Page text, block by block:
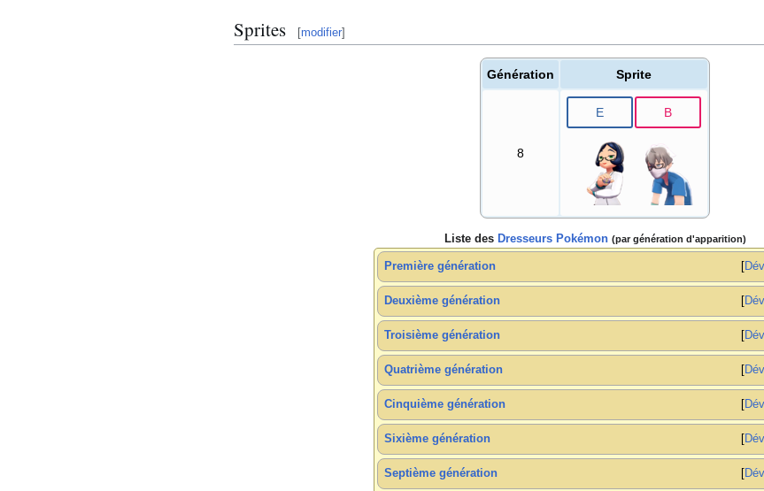
Sprites [modifier]
Génération Sprite
8
E B
Liste des Dresseurs Pokémon (par génération d'apparition)
Première génération
Deuxième génération
Troisième génération
Quatrième génération
Cinquième génération
Sixième génération
Septième génération